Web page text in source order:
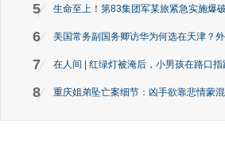
5 生命至上！第83集团军某旅紧急实施爆
6 美国常务副国务卿访华为何选在天津？
7 在人间 | 红绿灯被淹后，小男孩在路口
8 重庆姐弟坠亡案细节：凶手欲靠悲情蒙